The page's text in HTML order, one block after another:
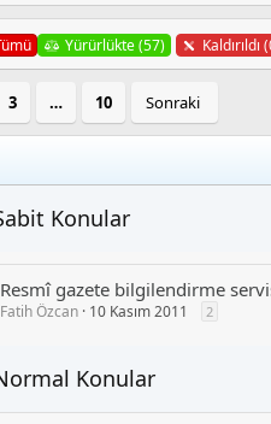
Yürürlükte (57) Kaldırıldı
3 … 10 Sonraki
Konular
Resmî gazete bilgilendirme
Fatih Özcan 10 Kasım 2011 2
Konular